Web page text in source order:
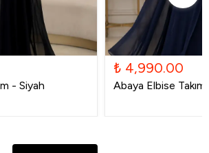
- Siyah
₺ 4,990.00
Abaya Elbise